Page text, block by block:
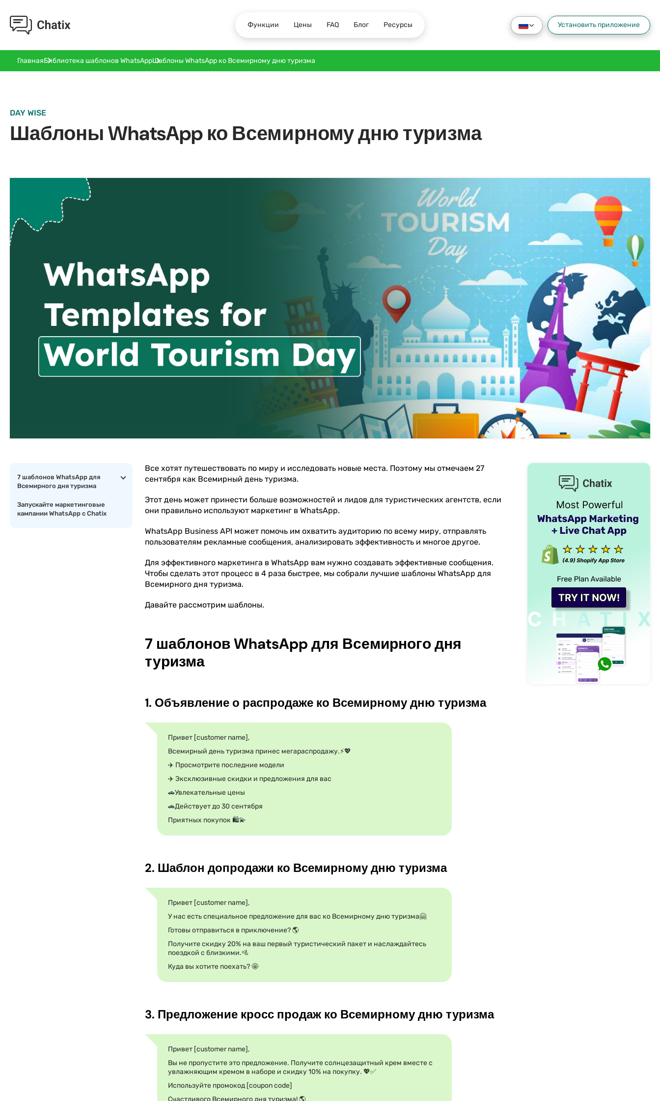
Функции Цены FAQ Блог Ресурсы Установить приложение
ГлавнаяБиблиотека шаблонов WhatsAppШаблоны WhatsApp ко Всемирному дню туризма
DAY WISE
Шаблоны WhatsApp ко Всемирному дню туризма
7 шаблонов WhatsApp для
Всемирного дня туризма
Запускайте маркетинговые
кампании WhatsApp с Chatix
Все хотят путешествовать по миру и исследовать новые места. Поэтому мы отмечаем 27
сентября как Всемирный день туризма.
Этот день может принести больше возможностей и лидов для туристических агентств, если
они правильно используют маркетинг в WhatsApp.
WhatsApp Business API может помочь им охватить аудиторию по всему миру, отправлять
пользователям рекламные сообщения, анализировать эффективность и многое другое.
Для эффективного маркетинга в WhatsApp вам нужно создавать эффективные сообщения.
Чтобы сделать этот процесс в 4 раза быстрее, мы собрали лучшие шаблоны WhatsApp для
Всемирного дня туризма.
Давайте рассмотрим шаблоны.
7 шаблонов WhatsApp для Всемирного дня
туризма
1. Объявление о распродаже ко Всемирному дню туризма
Привет [customer name],
Всемирный день туризма принес мегараспродажу.⚡💖
✈️️ Просмотрите последние модели
✈️️ Эксклюзивные скидки и предложения для вас
🚗Увлекательные цены
🚗Действует до 30 сентября
Приятных покупок 🛍️💫
2. Шаблон допродажи ко Всемирному дню туризма
Привет [customer name],
У нас есть специальное предложение для вас ко Всемирному дню туризма🤗
Готовы отправиться в приключение? 🌎
Получите скидку 20% на ваш первый туристический пакет и наслаждайтесь
поездкой с близкими.🚵
Куда вы хотите поехать? 🤩
3. Предложение кросс продаж ко Всемирному дню туризма
Привет [customer name],
Вы не пропустите это предложение. Получите солнцезащитный крем вместе с
увлажняющим кремом в наборе и скидку 10% на покупку. 💖✅
Используйте промокод [coupon code]
Счастливого Всемирного дня туризма! 🌎